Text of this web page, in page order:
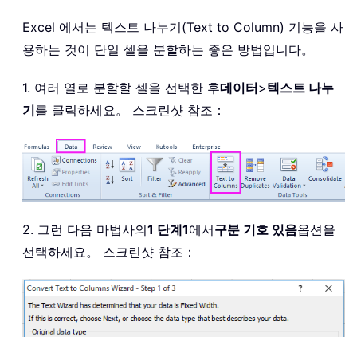
Excel 에서는 텍스트 나누기(Text to Column) 기능을 사
용하는 것이 단일 셀을 분할하는 좋은 방법입니다。
1. 여러 열로 분할할 셀을 선택한 후데이터>텍스트 나누
기를 클릭하세요。 스크린샷 참조：
2. 그런 다음 마법사의1 단계1에서구분 기호 있음옵션을
선택하세요。 스크린샷 참조：